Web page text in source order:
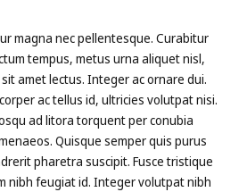
magna nec pellentesque. Curabitur
tempus, metus urna aliquet nisl,
amet lectus. Integer ac ornare dui.
ac tellus id, ultricies volutpat nisi.
ad litora torquent per conubia
Quisque semper quis purus
pharetra suscipit. Fusce tristique
nibh feugiat id. Integer volutpat nibh